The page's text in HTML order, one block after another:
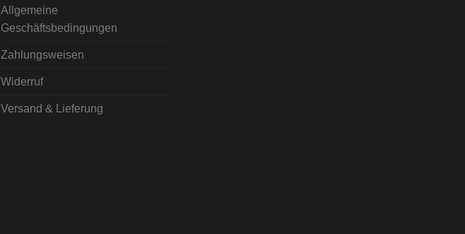
Allgemeine
Geschäftsbedingungen
Zahlungsweisen
Widerruf
Versand & Lieferung